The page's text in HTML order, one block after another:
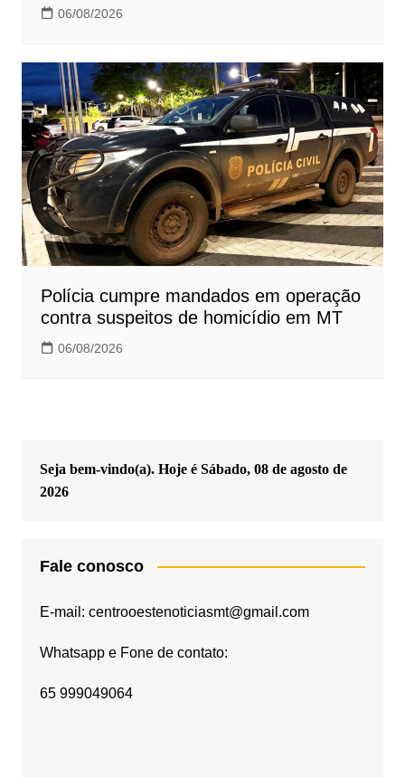
06/08/2026
Polícia cumpre mandados em operação
contra suspeitos de homicídio em MT
06/08/2026
Seja bem-vindo(a). Hoje é Sábado, 08 de agosto de
2026
Fale conosco
E-mail: centrooestenoticiasmt@gmail.com
Whatsapp e Fone de contato:
65 999049064